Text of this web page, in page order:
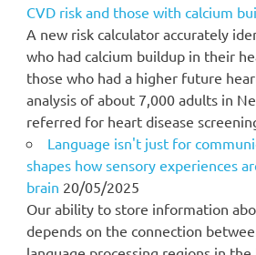
CVD risk and those with calcium
A new risk calculator accurately
who had calcium buildup in their
those who had a higher future
analysis of about 7,000 adults in
referred for heart disease
Language isn't just for
shapes how sensory experiences
brain 20/05/2025
Our ability to store information
depends on the connection